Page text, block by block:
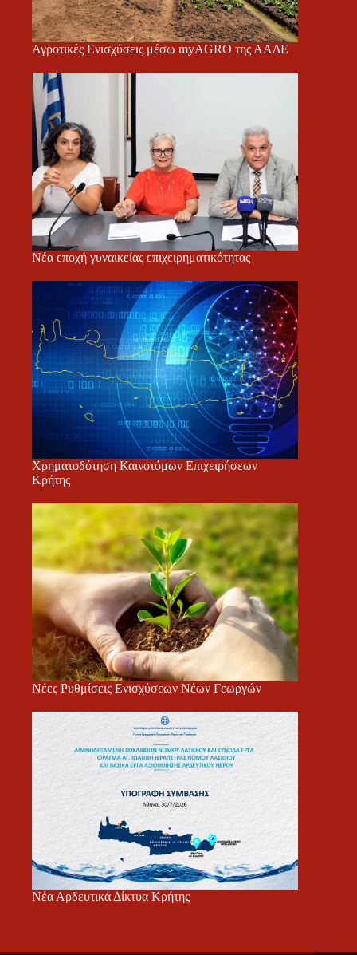
Αγροτικές Ενισχύσεις μέσω myAGRO της ΑΑΔΕ
Νέα εποχή γυναικείας επιχειρηματικότητας
Χρηματοδότηση Καινοτόμων Επιχειρήσεων
Κρήτης
Νέες Ρυθμίσεις Ενισχύσεων Νέων Γεωργών
Νέα Αρδευτικά Δίκτυα Κρήτης